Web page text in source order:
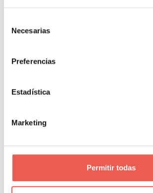
Necesarias
Preferencias
Estadística
Marketing
Permitir todas
Los que
publicidad a
red en España
De acuerdo con el ranking de
de Kantar TNS del año 2016,
lista de las empresas que han
notoriedad publicitaria en Internet
Esta empresa no sólo casi triplica al
basado en la cantidad de menciones